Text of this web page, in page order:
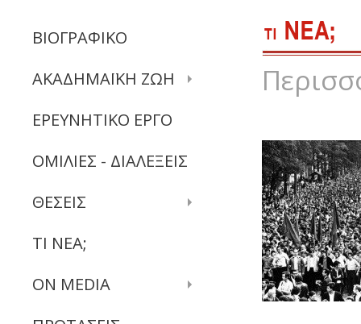
ΒΙΟΓΡΑΦΙΚΟ
ΑΚΑΔΗΜΑΪΚΗ ΖΩΗ
ΕΡΕΥΝΗΤΙΚΟ ΕΡΓΟ
ΟΜΙΛΙΕΣ - ΔΙΑΛΕΞΕΙΣ
ΘΕΣΕΙΣ
ΤΙ ΝΕΑ;
ON MEDIA